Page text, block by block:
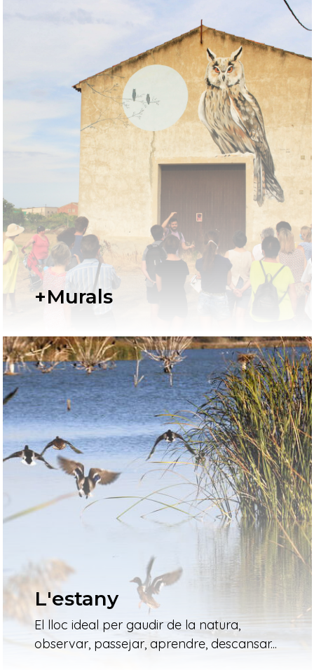
+Murals
L'estany
El lloc ideal per gaudir de la natura,
observar, passejar, aprendre, descansar...